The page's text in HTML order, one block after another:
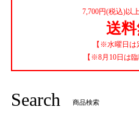
7,700円(税込)以
送
【※水曜日は
【※8月10日は
Search 商品検索